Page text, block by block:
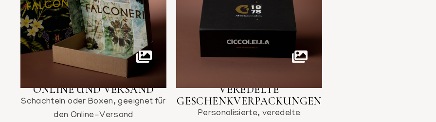
ONLINE UND VERSAND
Schachteln oder Boxen, geeignet für
den Online-Versand
VEREDELTE
GESCHENKVERPACKUNGEN
Personalisierte, veredelte